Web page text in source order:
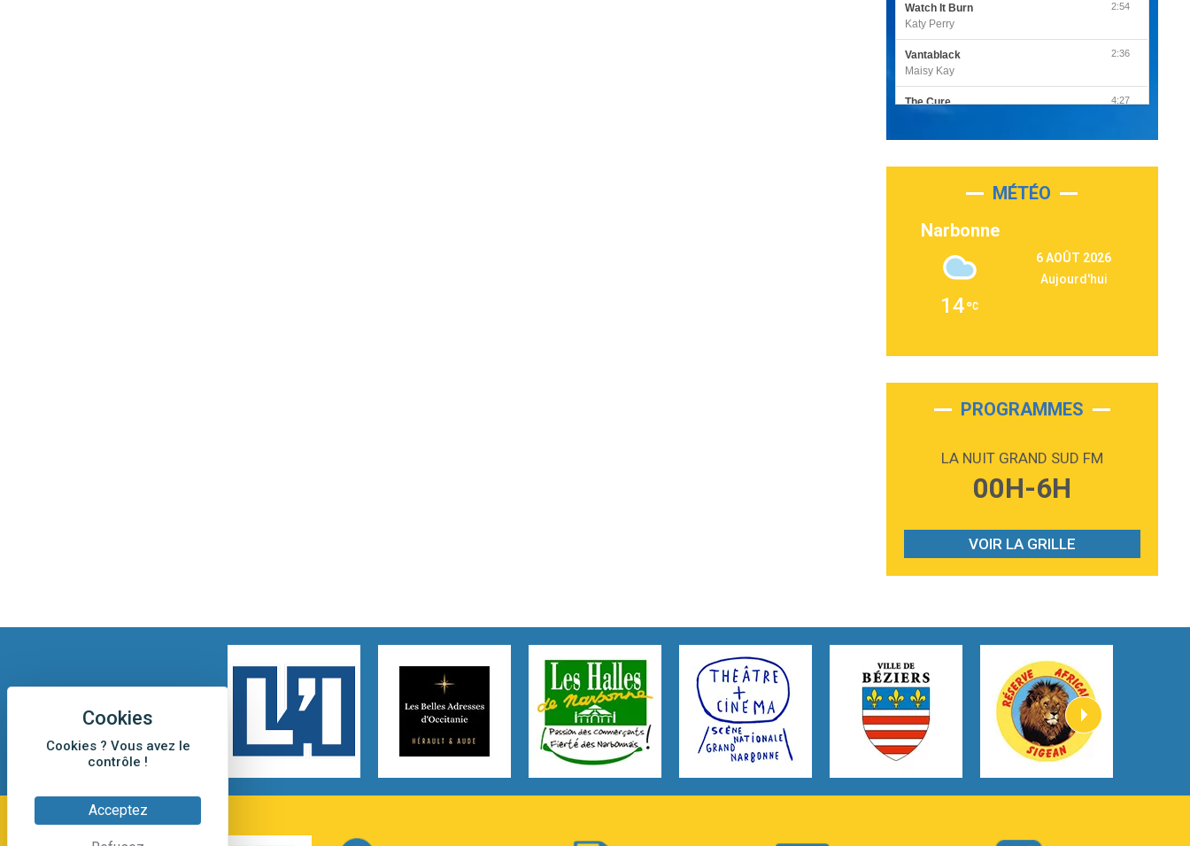
Cookies ? Vous avez le
contrôle !
Acceptez
Watch It Burn
Katy Perry
2:54
Vantablack
Maisy Kay
2:36
The Cure
4:27
Luke Combs
Second Chance
Martin Garrix & Ed Sheeran
Alex Warren
On My Soul
2:28
Phoebe Bridgers
Gracie Abrams
Heaven On Your Mind
Kygo
Heart On Fire
Lovecats
Hate that i made you love me
Ariana Grande –
MÉTÉO
Narbonne
14
6 AOÛT 2026
Aujourd'hui
PROGRAMMES
LA NUIT GRAND SUD FM
00H-6H
VOIR LA GRILLE